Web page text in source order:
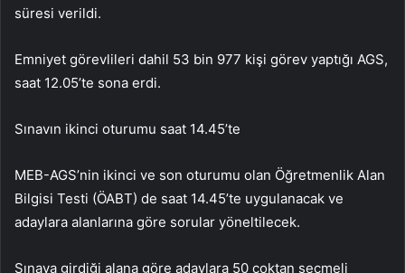
süresi verildi.
Emniyet görevlileri dahil 53 bin 977 kişi görev yaptığı AGS,
saat 12.05’te sona erdi.
Sınavın ikinci oturumu saat 14.45’te
MEB-AGS’nin ikinci ve son oturumu olan Öğretmenlik Alan
Bilgisi Testi (ÖABT) de saat 14.45’te uygulanacak ve
adaylara alanlarına göre sorular yöneltilecek.
Sınava girdiği alana göre adaylara 50 çoktan seçmeli